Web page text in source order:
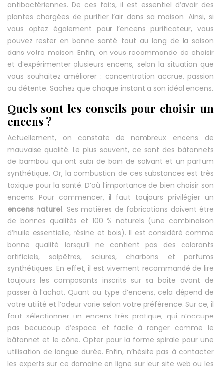
antibactériennes. De ces faits, il est essentiel d’avoir des
plantes chargées de purifier l’air dans sa maison. Ainsi, si
vous optez également pour l’encens purificateur, vous
pouvez rester en bonne santé tout au long de la saison
dans votre maison. Enfin, on vous recommande de choisir
et d’expérimenter plusieurs encens, selon la situation que
vous souhaitez améliorer : concentration accrue, passion
ou détente. Sachez que chaque instant a son idéal encens.
Quels sont les conseils pour choisir un
encens ?
Actuellement, on constate de nombreux encens de
mauvaise qualité. Le plus souvent, ce sont des bâtonnets
de bambou qui ont subi de bain de solvant et un parfum
synthétique. Or, la combustion de ces substances est très
toxique pour la santé. D’où l’importance de bien choisir son
encens. Pour commencer, il faut toujours privilégier un
encens naturel. Ses matières de fabrications doivent être
de bonnes qualités et 100 % naturels (une combinaison
d’huile essentielle, résine et bois). Il est considéré comme
bonne qualité lorsqu’il ne contient pas des colorants
artificiels, salpêtres, sciures, charbons et parfums
synthétiques. En effet, il est vivement recommandé de lire
toujours les composants inscrits sur sa boite avant de
passer à l’achat. Quant au type d’encens, cela dépend de
votre utilité et l’odeur varie selon votre préférence. Sur ce, il
faut sélectionner un encens très pratique, qui n’occupe
pas beaucoup d’espace et facile à ranger comme le
bâtonnet et le cône. Opter pour la forme spirale pour une
utilisation de longue durée. Enfin, n’hésite pas à contacter
les experts sur ce domaine en ligne sur leur site web ou les